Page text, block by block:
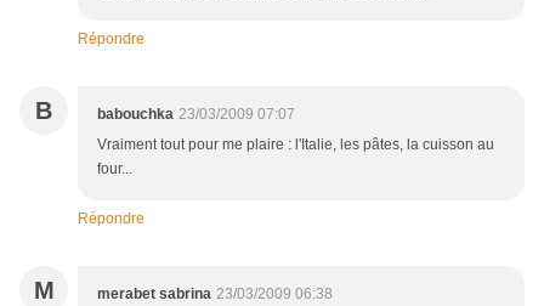
Répondre
B babouchka 23/03/2009 07:07
Vraiment tout pour me plaire : l'Italie, les pâtes, la cuisson au
four...
Répondre
M merabet sabrina 23/03/2009 06:38